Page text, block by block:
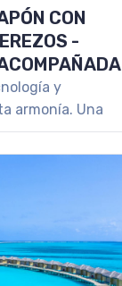
CON
-
y
armonía. Una